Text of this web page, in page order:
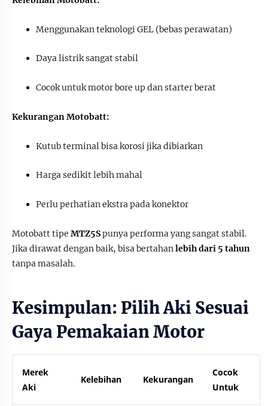
Menggunakan teknologi GEL (bebas perawatan)
Daya listrik sangat stabil
Cocok untuk motor bore up dan starter berat
Kekurangan Motobatt:
Kutub terminal bisa korosi jika dibiarkan
Harga sedikit lebih mahal
Perlu perhatian ekstra pada konektor
Motobatt tipe MTZ5Spunya performa yang sangat stabil.
Jika dirawat dengan baik, bisa bertahanlebih dari 5 tahun
tanpa masalah.
Kesimpulan: Pilih Aki Sesuai
Gaya Pemakaian Motor
Merek
Aki
Kelebihan Kekurangan
Cocok
Untuk